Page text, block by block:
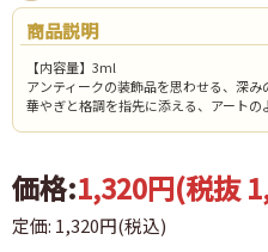
商品説明
【内容量】3ml
アンティークの装飾品を思わせる、深み
華やぎと格調を指先に添える、アートの
価格:1,320円(税抜
定価: 1,320円(税込)